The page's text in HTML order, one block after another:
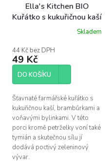
Ella's Kitchen BIO
Kuřátko s kukuřičnou kaší
Skladem
44 Kč bez DPH
49 Kč
DO KOŠÍKU
Šťavnaté farmářské kuřátko s
kukuřičnou kaší, brambůrkami a
voňavými bylinkami. V této
porci kromě petrželky voní také
tymián a skutečnou sílu jí
dodává poctivý zeleninový
vývar.